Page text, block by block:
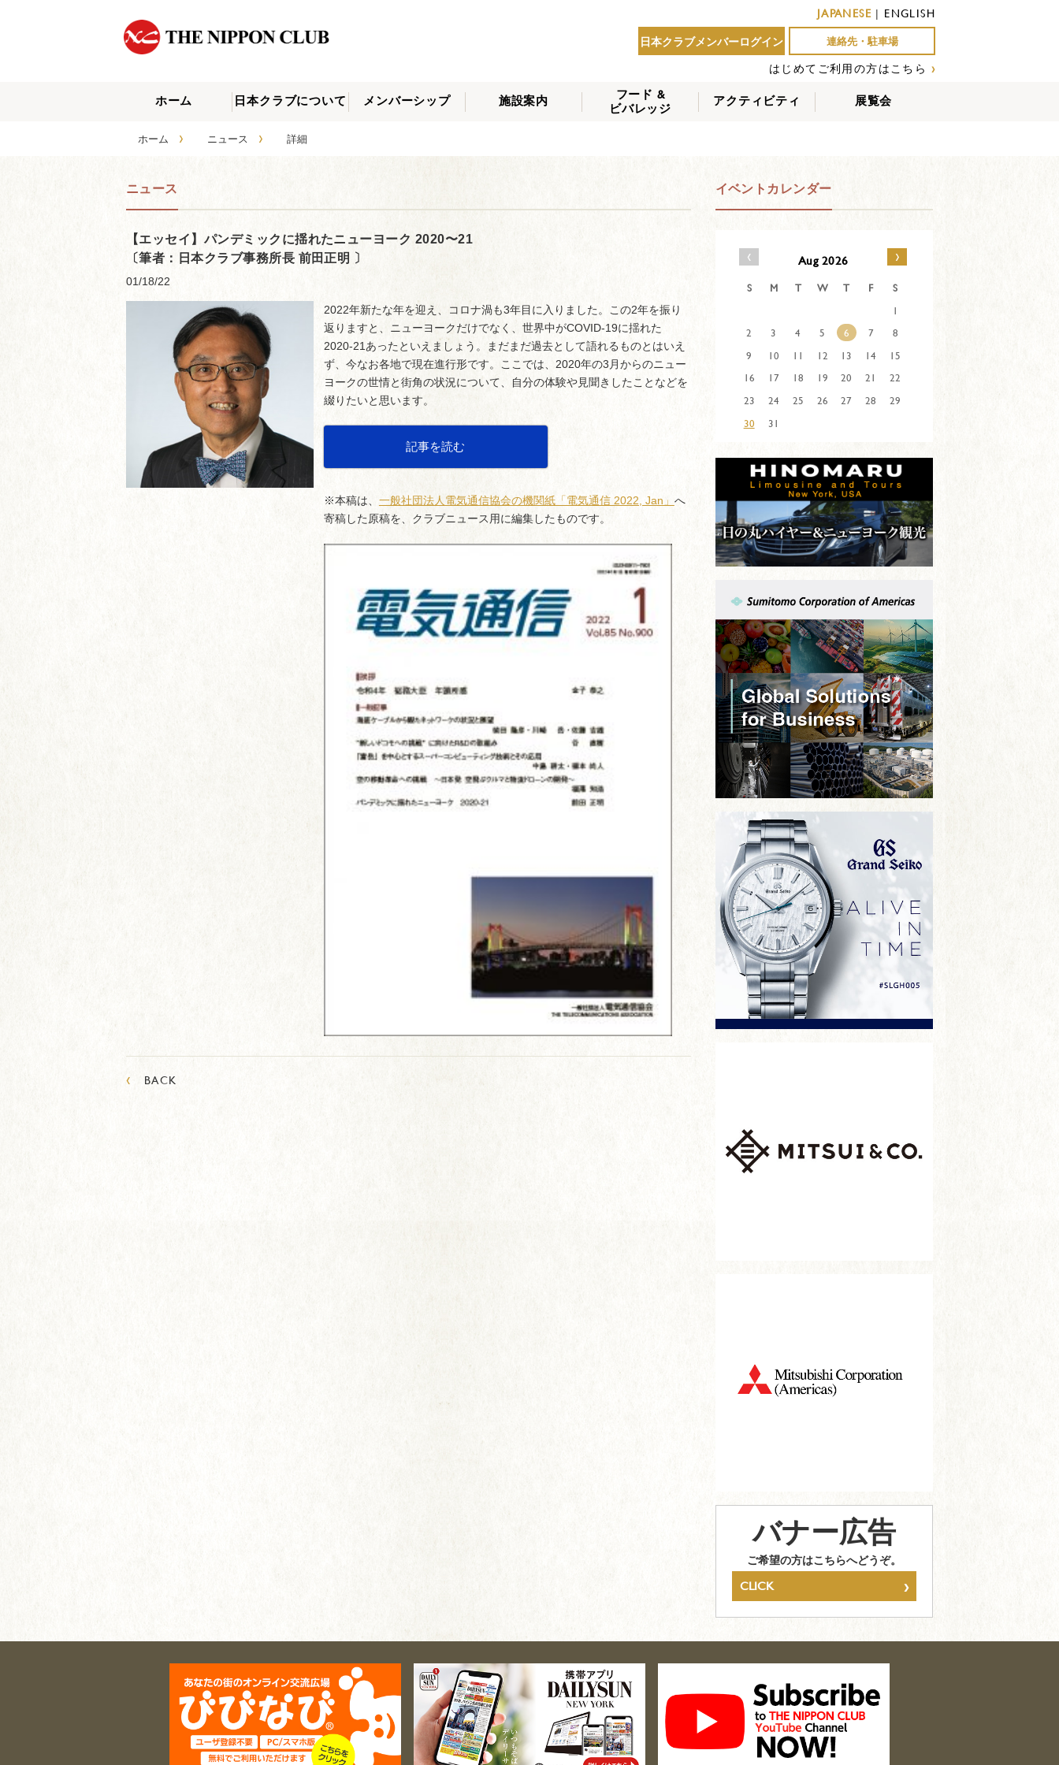
JAPANESE| ENGLISH
日本クラブメンバーログイン
連絡先・駐車場
はじめてご利用の方はこちら ›
ホーム
日本クラブについて メンバーシップ 施設案内
フード &
ビバレッジ
アクティビティ 展覧会
ホーム › ニュース › 詳細
ニュース
【エッセイ】パンデミックに揺れたニューヨーク 2020〜21
〔筆者：日本クラブ事務所長 前田正明 〕
01/18/22
2022年新たな年を迎え、コロナ渦も3年目に入りました。この2年を振り
返りますと、ニューヨークだけでなく、世界中がCOVID-19に揺れた
2020-21あったといえましょう。まだまだ過去として語れるものとはいえ
ず、今なお各地で現在進行形です。ここでは、2020年の3月からのニュー
ヨークの世情と街角の状況について、自分の体験や見聞きしたことなどを
綴りたいと思います。
記事を読む
※本稿は、 一般社団法人電気通信協会の機関紙「電気通信 2022, Jan」 へ
寄稿した原稿を、クラブニュース用に編集したものです。
‹ BACK
イベントカレンダー
‹ Aug 2026 ›
S M T W T F
S
1
2
3 4 5 6 7
8
9
10 11 12 13 14
15
16
17 18 19 20 21
22
23
24 25 26 27 28
29
30
31
バナー広告
ご希望の方はこちらへどうぞ。
CLICK ›